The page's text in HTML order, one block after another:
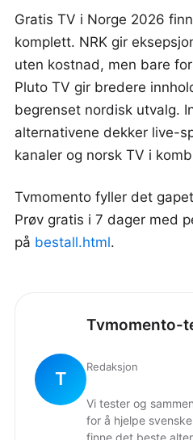
Gratis TV i Norge 2026
komplett. NRK gir
uten kostnad, men bare
Pluto TV gir bredere
begrenset nordisk utvalg.
alternativene dekker live-
kanaler og norsk TV i
Tvmomento fyller det
Prøv gratis i 7 dager med
på bestall.html.
T
Tvmomento-
Redaksjon
Vi tester og
for å hjelpe
finne det beste